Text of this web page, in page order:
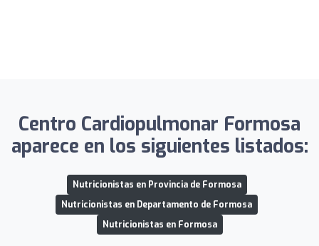
Centro Cardiopulmonar Formosa
aparece en los siguientes listados:
Nutricionistas en Provincia de Formosa
Nutricionistas en Departamento de Formosa
Nutricionistas en Formosa